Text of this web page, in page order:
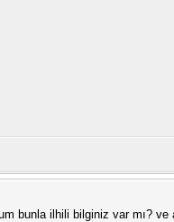
bunla ilhili bilginiz var mı? ve